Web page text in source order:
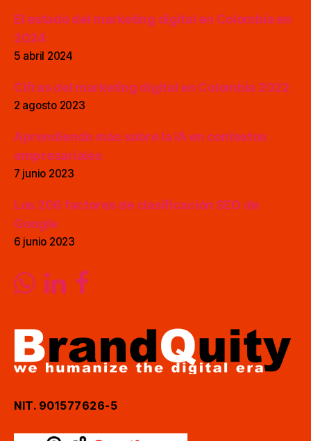
El estado del marketing digital en Colombia en
2024
5 abril 2024
Cifras del marketing digital en Colombia 2022
2 agosto 2023
Aprendiendo más sobre la IA en contextos
empresariales
7 junio 2023
Los 206 factores de clasificación SEO de
Google
6 junio 2023
NIT. 901577626-5